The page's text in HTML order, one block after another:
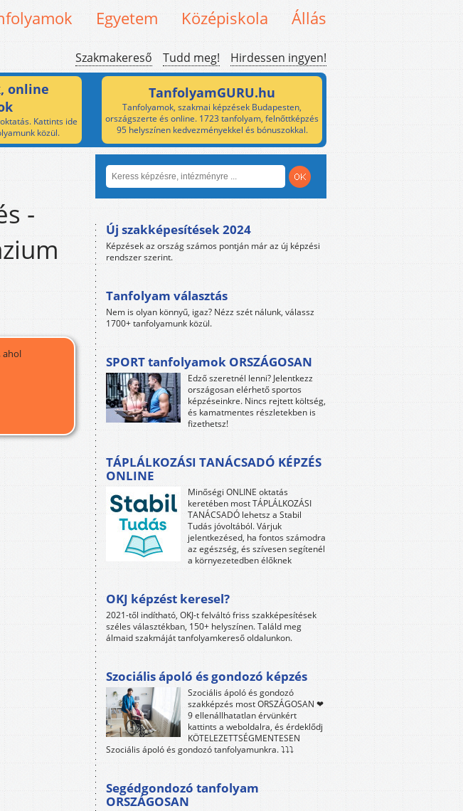
Egyetem Középiskola Állás
Szakmakereső Tudd meg! Hirdessen ingyen!
online
Kattints ide
közül.
TanfolyamGURU.hu
Tanfolyamok, szakmai képzések Budapesten,
országszerte és online. 1723 tanfolyam, felnőttképzés
95 helyszínen kedvezményekkel és bónuszokkal.
-
ahol
Új szakképesítések 2024
Képzések az ország számos pontján már az új képzési
rendszer szerint.
Tanfolyam választás
Nem is olyan könnyű, igaz? Nézz szét nálunk, válassz
1700+ tanfolyamunk közül.
SPORT tanfolyamok ORSZÁGOSAN
Edző szeretnél lenni? Jelentkezz
országosan elérhető sportos
képzéseinkre. Nincs rejtett költség,
és kamatmentes részletekben is
fizethetsz!
TÁPLÁLKOZÁSI TANÁCSADÓ KÉPZÉS
ONLINE
Minőségi ONLINE oktatás
keretében most TÁPLÁLKOZÁSI
TANÁCSADÓ lehetsz a Stabil
Tudás jóvoltából. Várjuk
jelentkezésed, ha fontos számodra
az egészség, és szívesen segítenél
a környezetedben élőknek
OKJ képzést keresel?
2021-től indítható, OKJ-t felváltó friss szakképesítések
széles választékban, 150+ helyszínen. Találd meg
álmaid szakmáját tanfolyamkereső oldalunkon.
Szociális ápoló és gondozó képzés
Szociális ápoló és gondozó
szakképzés most ORSZÁGOSAN ❤
9 ellenállhatatlan érvünkért
kattints a weboldalra, és érdeklődj
KÖTELEZETTSÉGMENTESEN
Szociális ápoló és gondozó tanfolyamunkra. ⤵⤵⤵
Segédgondozó tanfolyam
ORSZÁGOSAN